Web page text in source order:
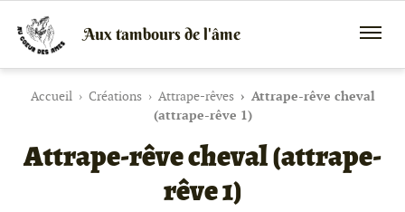
Aux tambours de l'âme
de
chamaniques,
peaux
et
bois
Accueil Créations Attrape-rêves
Attrape-rêve cheval
(attrape-rêve 1)
Attrape-rêve cheval (attrape-
rêve 1)